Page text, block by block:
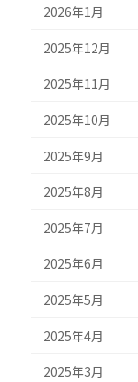
2026年1月
2025年12月
2025年11月
2025年10月
2025年9月
2025年8月
2025年7月
2025年6月
2025年5月
2025年4月
2025年3月